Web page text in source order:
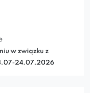
w związku z
24.07.2026